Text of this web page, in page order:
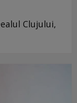
Clujului,